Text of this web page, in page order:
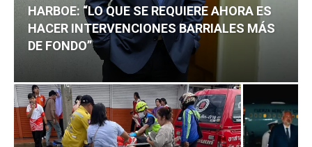
HARBOE: “LO QUE SE REQUIERE AHORA ES
HACER INTERVENCIONES BARRIALES MÁS
DE FONDO”